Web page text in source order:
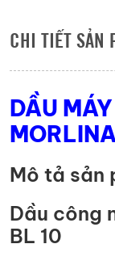
CHI TIẾT SẢN
DẦU
Mô tả sản
Dầu công
BL 10